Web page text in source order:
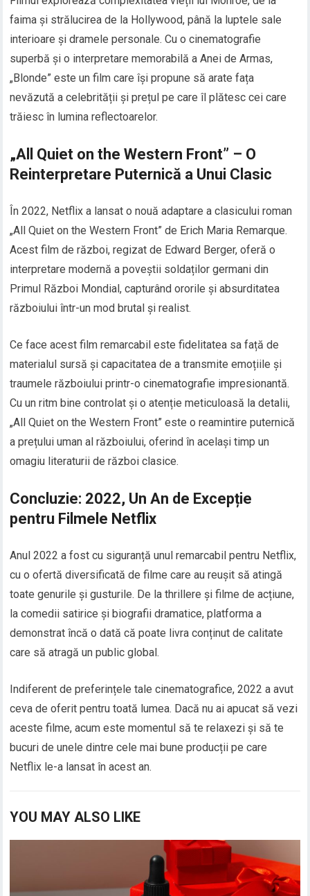
faima și strălucirea de la Hollywood, până la luptele sale
interioare și dramele personale. Cu o cinematografie
superbă și o interpretare memorabilă a Anei de Armas,
„Blonde” este un film care își propune să arate fața
nevăzută a celebrității și prețul pe care îl plătesc cei care
trăiesc în lumina reflectoarelor.
„All Quiet on the Western Front” – O
Reinterpretare Puternică a Unui Clasic
În 2022, Netflix a lansat o nouă adaptare a clasicului roman
„All Quiet on the Western Front” de Erich Maria Remarque.
Acest film de război, regizat de Edward Berger, oferă o
interpretare modernă a poveștii soldaților germani din
Primul Război Mondial, capturând ororile și absurditatea
războiului într-un mod brutal și realist.
Ce face acest film remarcabil este fidelitatea sa față de
materialul sursă și capacitatea de a transmite emoțiile și
traumele războiului printr-o cinematografie impresionantă.
Cu un ritm bine controlat și o atenție meticuloasă la detalii,
„All Quiet on the Western Front” este o reamintire puternică
a prețului uman al războiului, oferind în același timp un
omagiu literaturii de război clasice.
Concluzie: 2022, Un An de Excepție
pentru Filmele Netflix
Anul 2022 a fost cu siguranță unul remarcabil pentru Netflix,
cu o ofertă diversificată de filme care au reușit să atingă
toate genurile și gusturile. De la thrillere și filme de acțiune,
la comedii satirice și biografii dramatice, platforma a
demonstrat încă o dată că poate livra conținut de calitate
care să atragă un public global.
Indiferent de preferințele tale cinematografice, 2022 a avut
ceva de oferit pentru toată lumea. Dacă nu ai apucat să vezi
aceste filme, acum este momentul să te relaxezi și să te
bucuri de unele dintre cele mai bune producții pe care
Netflix le-a lansat în acest an.
YOU MAY ALSO LIKE